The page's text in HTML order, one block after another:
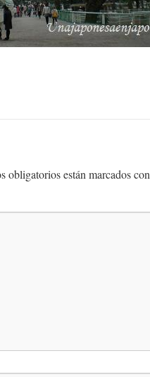
obligatorios están marcados con